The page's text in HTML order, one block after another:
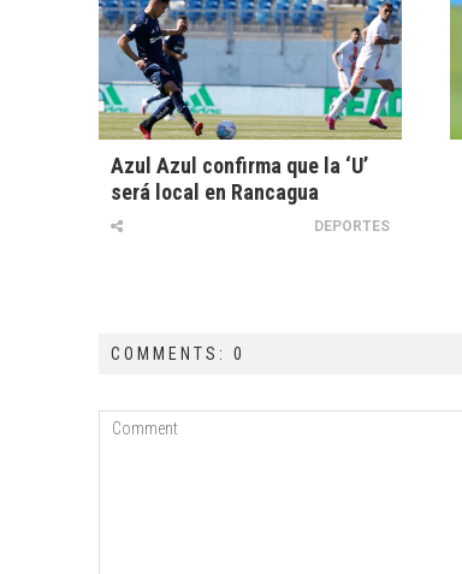
Azul Azul confirma que la ‘U’
será local en Rancagua
DEPORTES
COMMENTS: 0